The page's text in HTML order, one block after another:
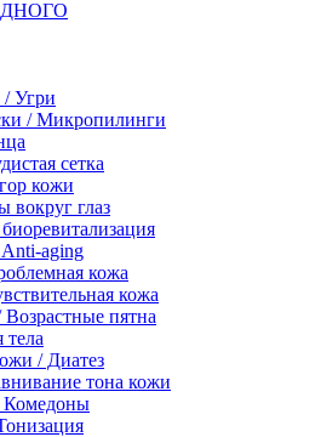
Угри
/ Микропилинги
сетка
кожи
глаз
aging
кожа
кожа
пятна
тела
/ Диатез
тона кожи
Комедоны